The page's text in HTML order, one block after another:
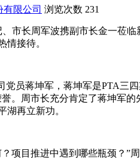
限公司 浏览次数 231
市长周军波携副市长金一莅
情接待。
党员蒋坤军，蒋坤军是PTA三
。周市长充分肯定了蒋坤军
湖再立新功。
项目推进中遇到哪些瓶颈？”周